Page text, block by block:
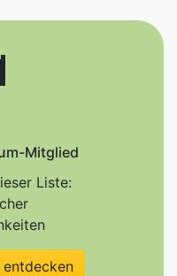
Mitglied
Liste: